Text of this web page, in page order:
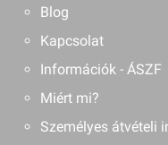
Blog
Kapcsolat
Információk - ÁSZF
Miért mi?
Személyes átvételi